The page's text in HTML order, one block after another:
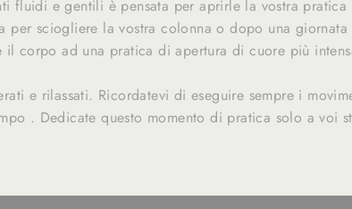
fluidi e gentili è pensata per aprirle la vostra
per sciogliere la vostra colonna o dopo una
il corpo ad una pratica di apertura di cuore più
e rilassati. Ricordatevi di eseguire sempre i
. Dedicate questo momento di pratica solo a voi